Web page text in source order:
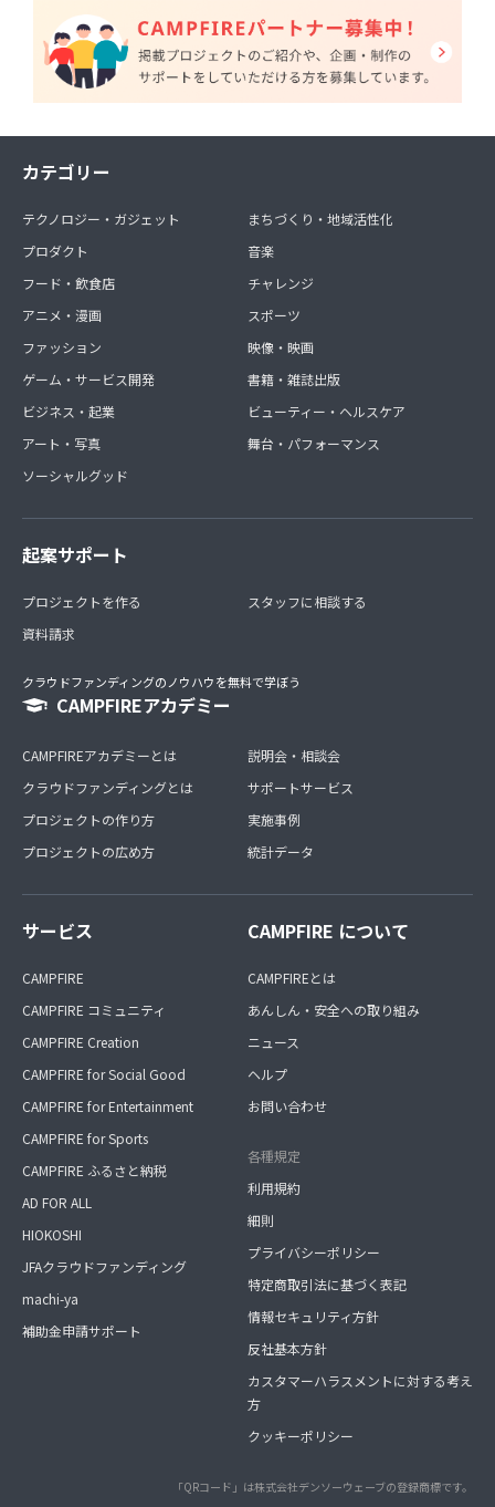
カテゴリー
テクノロジー・ガジェット
プロダクト
フード・飲食店
アニメ・漫画
ファッション
ゲーム・サービス開発
ビジネス・起業
アート・写真
ソーシャルグッド
まちづくり・地域活性化
音楽
チャレンジ
スポーツ
映像・映画
書籍・雑誌出版
ビューティー・ヘルスケア
舞台・パフォーマンス
起案サポート
プロジェクトを作る
資料請求
スタッフに相談する
クラウドファンディングのノウハウを無料で学ぼう
CAMPFIREアカデミー
CAMPFIREアカデミーとは
クラウドファンディングとは
プロジェクトの作り方
プロジェクトの広め方
説明会・相談会
サポートサービス
実施事例
統計データ
サービス
CAMPFIRE
CAMPFIRE コミュニティ
CAMPFIRE Creation
CAMPFIRE for Social Good
CAMPFIRE for Entertainment
CAMPFIRE for Sports
CAMPFIRE ふるさと納税
AD FOR ALL
HIOKOSHI
JFAクラウドファンディング
machi-ya
補助金申請サポート
CAMPFIRE について
CAMPFIREとは
あんしん・安全への取り組み
ニュース
ヘルプ
お問い合わせ
各種規定
利用規約
細則
プライバシーポリシー
特定商取引法に基づく表記
情報セキュリティ方針
反社基本方針
カスタマーハラスメントに対する考え
方
クッキーポリシー
「QRコード」は株式会社デンソーウェーブの登録商標です。